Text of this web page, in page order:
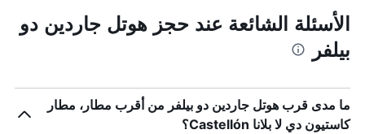
الأسئلة الشائعة عند حجز هوتل جاردين دو
بيلفر
ما مدى قرب هوتل جاردين دو بيلفر من أقرب مطار، مطار
كاستيون دي لا بلانا Castellón؟